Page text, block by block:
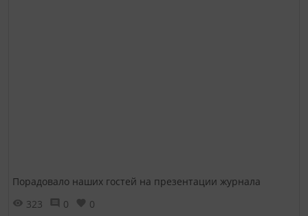
Порадовало наших гостей на презентации журнала
323
0 0